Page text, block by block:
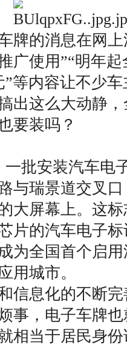
的消息在网上
广使用”“明年
”等内容让不少
出这么大动静
要装吗？
批安装汽车电
与瑞景道交叉
大屏幕上。这
片的汽车电子
为全国首个启
用城市。
息化的不断完
事，电子车牌
相当于居民身